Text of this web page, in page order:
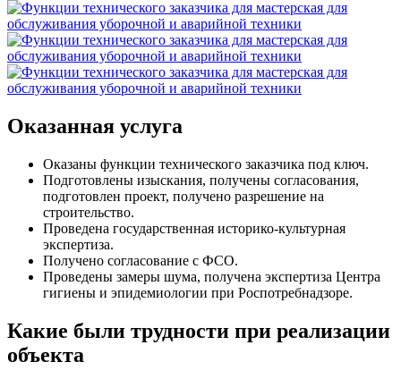
Оказанная услуга
Оказаны функции технического заказчика под ключ.
Подготовлены изыскания, получены согласования,
подготовлен проект, получено разрешение на
строительство.
Проведена государственная историко-культурная
экспертиза.
Получено согласование с ФСО.
Проведены замеры шума, получена экспертиза Центра
гигиены и эпидемиологии при Роспотребнадзоре.
Какие были трудности при реализации
объекта